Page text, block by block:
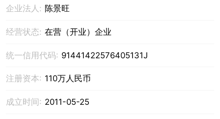
企业法人: 陈景旺
经营状态: 在营（开业）企业
统一信用代码: 91441422576405131J
注册资本: 110万人民币
成立时间: 2011-05-25